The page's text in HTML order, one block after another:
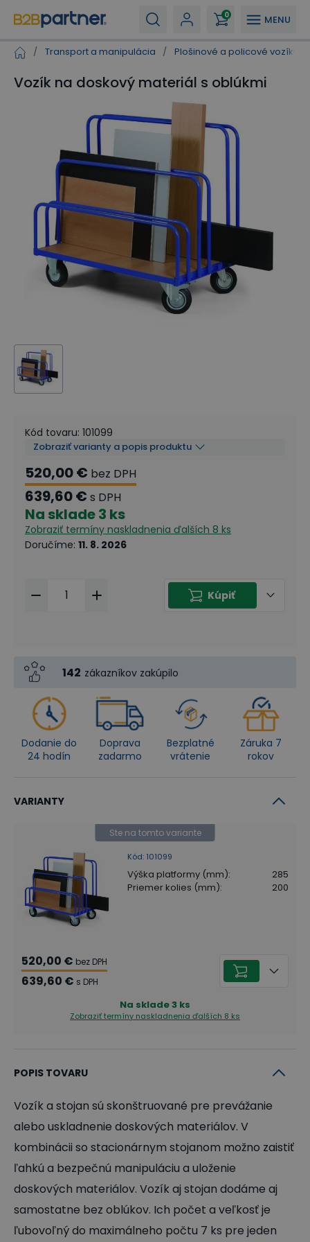
MENU
0
/ Transport a manipulácia / Plošinové a policové vozíky
Vozík na doskový materiál s oblúkmi
Kód tovaru: 101099
Zobraziť varianty a popis produktu
520,00 € bez DPH
639,60 € s DPH
Na sklade3 ks
Zobraziť termíny naskladnenia ďalších 8 ks
Doručíme: 11. 8. 2026
Kúpiť
142 zákazníkov zakúpilo
Dodanie do
24 hodín
Doprava
zadarmo
Bezplatné
vrátenie
Záruka 7
rokov
VARIANTY
Kód: 101099
Ste na tomto variante
Výška platformy (mm):
285
Priemer kolies (mm): 200
520,00 € bez DPH
639,60 € s DPH
Na sklade3 ks
Zobraziť termíny naskladnenia ďalších 8 ks
POPIS TOVARU
Vozík a stojan sú skonštruované pre prevážanie
alebo uskladnenie doskových materiálov. V
kombinácii so stacionárnym stojanom možno zaistiť
ľahkú a bezpečnú manipuláciu a uloženie
doskových materiálov. Vozík aj stojan dodáme aj
samostatne bez oblúkov. Ich počet a veľkosť je
ľubovoľný do maximálneho počtu 7 ks pre jeden